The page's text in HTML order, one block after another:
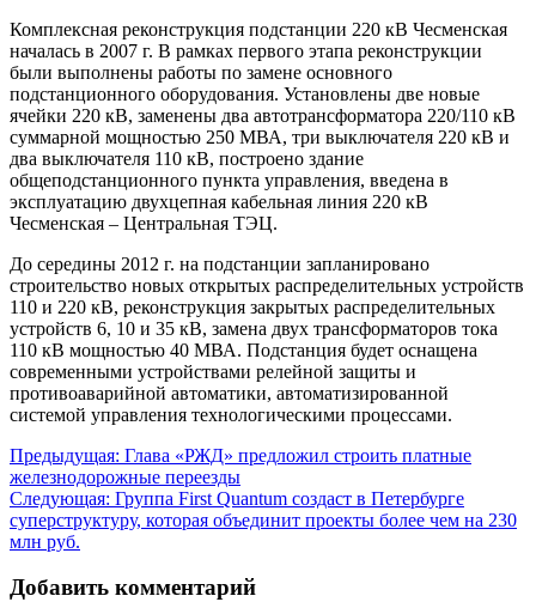
Комплексная реконструкция подстанции 220 кВ Чесменская
началась в 2007 г. В рамках первого этапа реконструкции
были выполнены работы по замене основного
подстанционного оборудования. Установлены две новые
ячейки 220 кВ, заменены два автотрансформатора 220/110 кВ
суммарной мощностью 250 МВА, три выключателя 220 кВ и
два выключателя 110 кВ, построено здание
общеподстанционного пункта управления, введена в
эксплуатацию двухцепная кабельная линия 220 кВ
Чесменская – Центральная ТЭЦ.
До середины 2012 г. на подстанции запланировано
строительство новых открытых распределительных устройств
110 и 220 кВ, реконструкция закрытых распределительных
устройств 6, 10 и 35 кВ, замена двух трансформаторов тока
110 кВ мощностью 40 МВА. Подстанция будет оснащена
современными устройствами релейной защиты и
противоаварийной автоматики, автоматизированной
системой управления технологическими процессами.
Навигация
по
записям
Предыдущая: Глава «РЖД» предложил строить платные
железнодорожные переезды
Следующая: Группа First Quantum создаст в Петербурге
суперструктуру, которая объединит проекты более чем на 230
млн руб.
Добавить комментарий